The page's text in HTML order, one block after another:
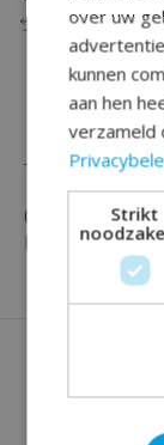
Toevoegen om
Reviews (0)
0 sterren op
beoordelingen
over uw
kunnen
aan hen
verzameld
Strikt